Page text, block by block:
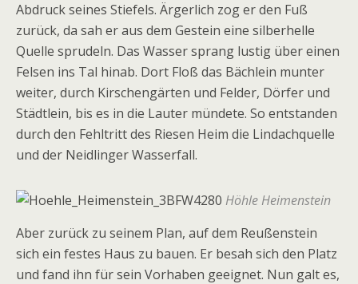
Abdruck seines Stiefels. Ärgerlich zog er den Fuß
zurück, da sah er aus dem Gestein eine silberhelle
Quelle sprudeln. Das Wasser sprang lustig über einen
Felsen ins Tal hinab. Dort Floß das Bächlein munter
weiter, durch Kirschengärten und Felder, Dörfer und
Städtlein, bis es in die Lauter mündete. So entstanden
durch den Fehltritt des Riesen Heim die Lindachquelle
und der Neidlinger Wasserfall.
Höhle Heimenstein
Aber zurück zu seinem Plan, auf dem Reußenstein
sich ein festes Haus zu bauen. Er besah sich den Platz
und fand ihn für sein Vorhaben geeignet. Nun galt es,